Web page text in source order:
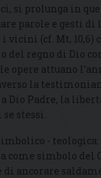
si prolunga in
parole e gesti di
vicini (cf. Mt, 10,6)
del regno di Dio
opere attuano
la
Dio Padre, la
stessi.
- teologica:
come simbolo del
di ancorare